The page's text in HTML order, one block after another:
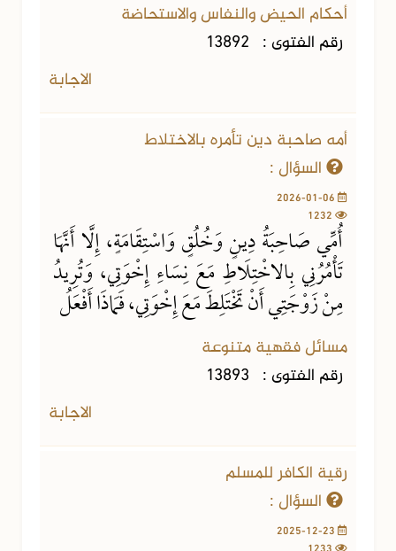
أحكام الحيض والنفاس والاستحاضة
رقم الفتوى : 13892
الاجابة
أمه صاحبة دين تأمره بالاختلاط
السؤال :
أُمِّي صَاحِبَةُ دِينٍ وَخُلُقٍ وَاسْتِقَامَةٍ، إِلَّا أَنَّهَا
تَأْمُرُنِي بِالاخْتِلَاطِ مَعَ نِسَاءِ إِخْوَتِي، وَتُرِيدُ
مِنْ زَوْجَتِي أَنْ تَخْتَلِطَ مَعَ إِخْوَتِي، فَمَاذَا أَفْعَلُ
مسائل فقهية متنوعة
رقم الفتوى : 13893
الاجابة
رقية الكافر للمسلم
السؤال :